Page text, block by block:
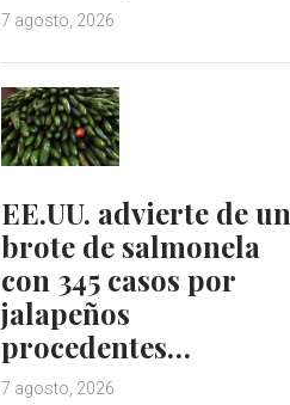
7 agosto, 2026
EE.UU. advierte de un
brote de salmonela
con 345 casos por
jalapeños
procedentes…
7 agosto, 2026